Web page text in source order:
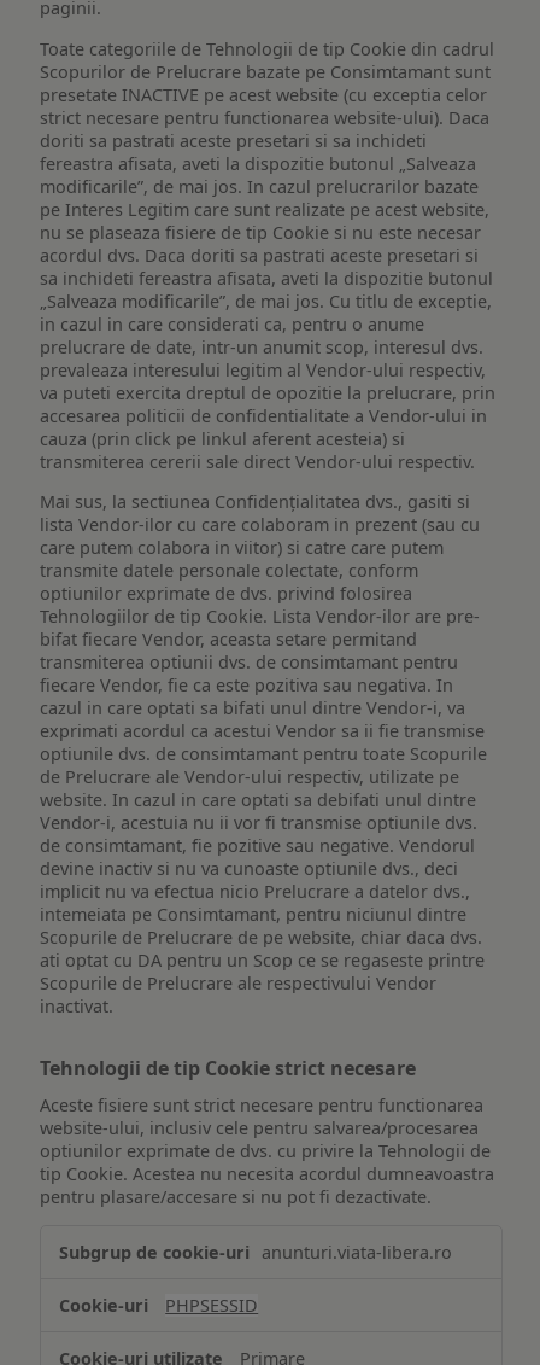
paginii.
Toate categoriile de Tehnologii de tip Cookie din cadrul
Scopurilor de Prelucrare bazate pe Consimtamant sunt
presetate INACTIVE pe acest website (cu exceptia celor
strict necesare pentru functionarea website-ului). Daca
doriti sa pastrati aceste presetari si sa inchideti
fereastra afisata, aveti la dispozitie butonul „Salveaza
modificarile”, de mai jos. In cazul prelucrarilor bazate
pe Interes Legitim care sunt realizate pe acest website,
nu se plaseaza fisiere de tip Cookie si nu este necesar
acordul dvs. Daca doriti sa pastrati aceste presetari si
sa inchideti fereastra afisata, aveti la dispozitie butonul
„Salveaza modificarile”, de mai jos. Cu titlu de exceptie,
in cazul in care considerati ca, pentru o anume
prelucrare de date, intr-un anumit scop, interesul dvs.
prevaleaza interesului legitim al Vendor-ului respectiv,
va puteti exercita dreptul de opozitie la prelucrare, prin
accesarea politicii de confidentialitate a Vendor-ului in
cauza (prin click pe linkul aferent acesteia) si
transmiterea cererii sale direct Vendor-ului respectiv.
Mai sus, la sectiunea Confidențialitatea dvs., gasiti si
lista Vendor-ilor cu care colaboram in prezent (sau cu
care putem colabora in viitor) si catre care putem
transmite datele personale colectate, conform
optiunilor exprimate de dvs. privind folosirea
Tehnologiilor de tip Cookie. Lista Vendor-ilor are pre-
bifat fiecare Vendor, aceasta setare permitand
transmiterea optiunii dvs. de consimtamant pentru
fiecare Vendor, fie ca este pozitiva sau negativa. In
cazul in care optati sa bifati unul dintre Vendor-i, va
exprimati acordul ca acestui Vendor sa ii fie transmise
optiunile dvs. de consimtamant pentru toate Scopurile
de Prelucrare ale Vendor-ului respectiv, utilizate pe
website. In cazul in care optati sa debifati unul dintre
Vendor-i, acestuia nu ii vor fi transmise optiunile dvs.
de consimtamant, fie pozitive sau negative. Vendorul
devine inactiv si nu va cunoaste optiunile dvs., deci
implicit nu va efectua nicio Prelucrare a datelor dvs.,
intemeiata pe Consimtamant, pentru niciunul dintre
Scopurile de Prelucrare de pe website, chiar daca dvs.
ati optat cu DA pentru un Scop ce se regaseste printre
Scopurile de Prelucrare ale respectivului Vendor
inactivat.
Tehnologii de tip Cookie strict necesare
Aceste fisiere sunt strict necesare pentru functionarea
website-ului, inclusiv cele pentru salvarea/procesarea
optiunilor exprimate de dvs. cu privire la Tehnologii de
tip Cookie. Acestea nu necesita acordul dumneavoastra
pentru plasare/accesare si nu pot fi dezactivate.
de
Cookie
anunturi.viata-libera.ro
PHPSESSID
Primare